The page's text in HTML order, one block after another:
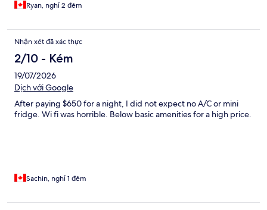
Ryan, nghỉ 2 đêm
Nhận xét đã xác thực
2/10 - Kém
19/07/2026
Dịch với Google
After paying $650 for a night, I did not expect no A/C or mini
fridge. Wi fi was horrible. Below basic amenities for a high price.
Sachin, nghỉ 1 đêm